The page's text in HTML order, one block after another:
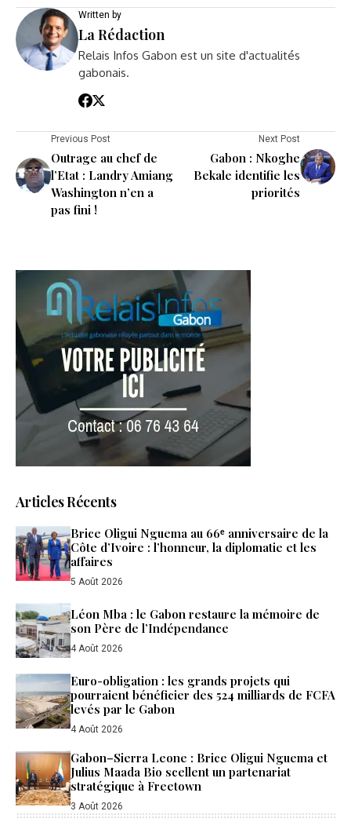
Written by
La Rédaction
Relais Infos Gabon est un site d'actualités
gabonais.
Previous Post
Outrage au chef de
l’Etat : Landry Amiang
Washington n’en a
pas fini !
Next Post
Gabon : Nkoghe
Bekale identifie les
priorités
Articles Récents
Brice Oligui Nguema au 66ᵉ anniversaire de la
Côte d’Ivoire : l’honneur, la diplomatie et les
affaires
5 Août 2026
Léon Mba : le Gabon restaure la mémoire de
son Père de l’Indépendance
4 Août 2026
Euro-obligation : les grands projets qui
pourraient bénéficier des 524 milliards de FCFA
levés par le Gabon
4 Août 2026
Gabon–Sierra Leone : Brice Oligui Nguema et
Julius Maada Bio scellent un partenariat
stratégique à Freetown
3 Août 2026